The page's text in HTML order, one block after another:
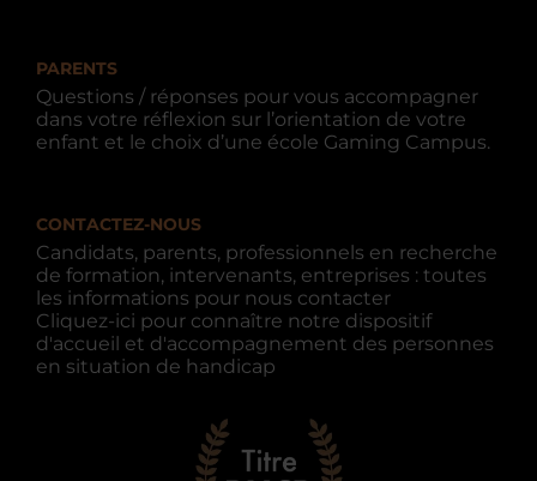
PARENTS
Questions / réponses pour vous accompagner
dans votre réflexion sur l’orientation de votre
enfant et le choix d’une école Gaming Campus.
CONTACTEZ-NOUS
Candidats, parents, professionnels en recherche
de formation, intervenants, entreprises : toutes
les informations pour nous contacter
Cliquez-ici pour connaître notre dispositif
d'accueil et d'accompagnement des personnes
en situation de handicap